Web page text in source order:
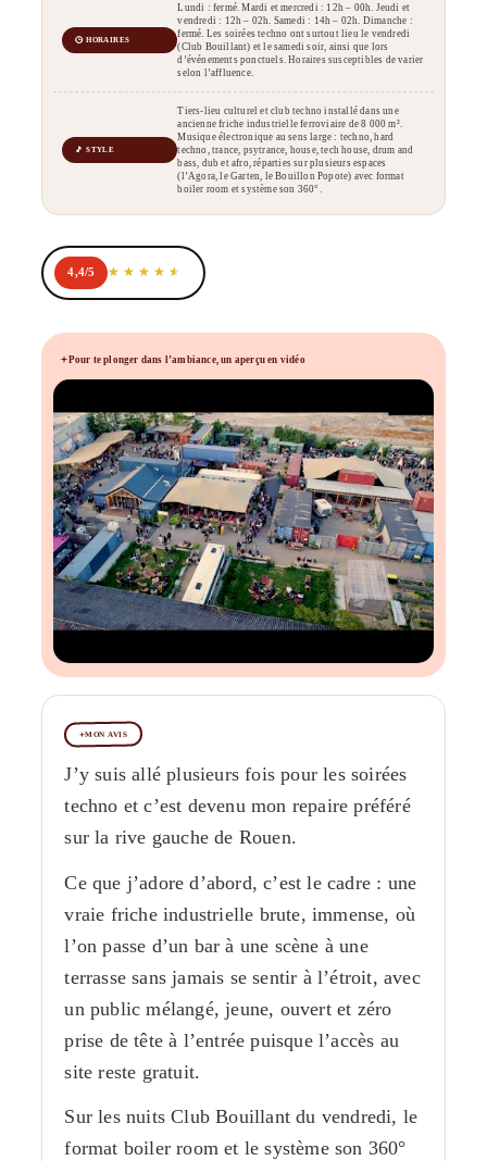
🕒 HORAIRES
Lundi : fermé. Mardi et mercredi : 12h – 00h. Jeudi et
vendredi : 12h – 02h. Samedi : 14h – 02h. Dimanche :
fermé. Les soirées techno ont surtout lieu le vendredi
(Club Bouillant) et le samedi soir, ainsi que lors
d’événements ponctuels. Horaires susceptibles de varier
selon l’affluence.
🎵 STYLE
Tiers-lieu culturel et club techno installé dans une
ancienne friche industrielle ferroviaire de 8 000 m².
Musique électronique au sens large : techno, hard
techno, trance, psytrance, house, tech house, drum and
bass, dub et afro, réparties sur plusieurs espaces
(l’Agora, le Garten, le Bouillon Popote) avec format
boiler room et système son 360°.
4,4/5
Pour te plonger dans l’ambiance, un aperçu en vidéo
MON AVIS
J’y suis allé plusieurs fois pour les soirées
techno et c’est devenu mon repaire préféré
sur la rive gauche de Rouen.
Ce que j’adore d’abord, c’est le cadre : une
vraie friche industrielle brute, immense, où
l’on passe d’un bar à une scène à une
terrasse sans jamais se sentir à l’étroit, avec
un public mélangé, jeune, ouvert et zéro
prise de tête à l’entrée puisque l’accès au
site reste gratuit.
Sur les nuits Club Bouillant du vendredi, le
format boiler room et le système son 360°